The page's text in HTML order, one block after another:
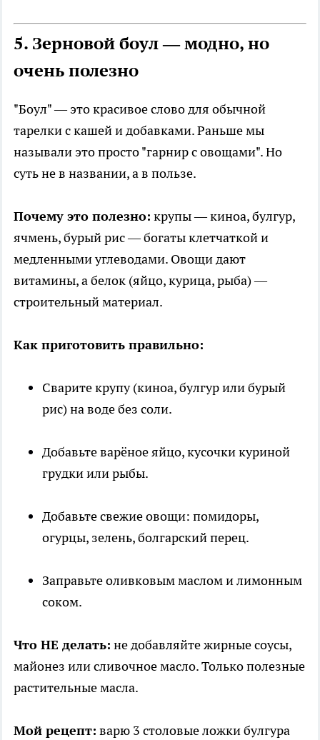
5. Зерновой боул — модно, но
очень полезно
"Боул" — это красивое слово для обычной
тарелки с кашей и добавками. Раньше мы
называли это просто "гарнир с овощами". Но
суть не в названии, а в пользе.
Почему это полезно: крупы — киноа, булгур,
ячмень, бурый рис — богаты клетчаткой и
медленными углеводами. Овощи дают
витамины, а белок (яйцо, курица, рыба) —
строительный материал.
Как приготовить правильно:
Сварите крупу (киноа, булгур или бурый
рис) на воде без соли.
Добавьте варёное яйцо, кусочки куриной
грудки или рыбы.
Добавьте свежие овощи: помидоры,
огурцы, зелень, болгарский перец.
Заправьте оливковым маслом и лимонным
соком.
Что НЕ делать: не добавляйте жирные соусы,
майонез или сливочное масло. Только полезные
растительные масла.
Мой рецепт: варю 3 столовые ложки булгура